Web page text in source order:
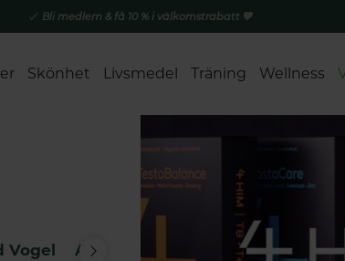
Bli medlem & få 10 % i välkomstrabatt 💚
Skönhet Livsmedel Träning Wellness
Vogel Aurora Bambusa